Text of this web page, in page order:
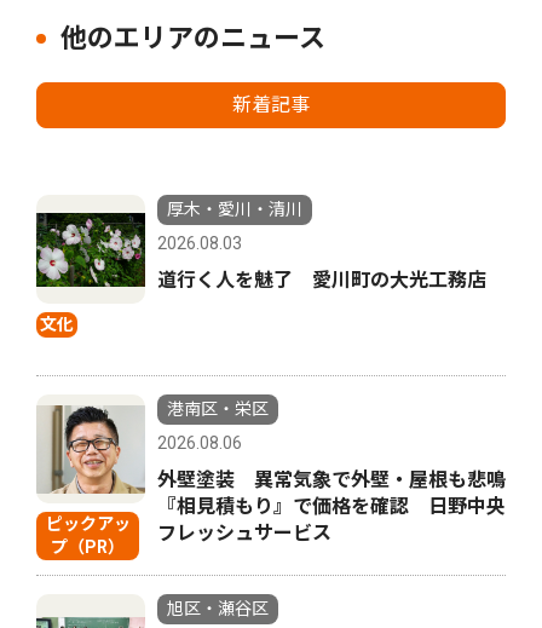
他のエリアのニュース
新着記事
文化
厚木・愛川・清川
2026.08.03
道行く人を魅了 愛川町の大光工務店
ピックアッ
プ（PR）
港南区・栄区
2026.08.06
外壁塗装 異常気象で外壁・屋根も悲鳴
『相見積もり』で価格を確認 日野中央
フレッシュサービス
旭区・瀬谷区